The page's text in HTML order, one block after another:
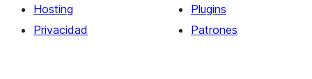
Hosting
Privacidad
Plugins
Patrones